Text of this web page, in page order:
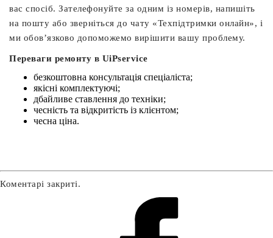
вас спосіб. Зателефонуйте за одним із номерів, напишіть
на пошту або зверніться до чату «Техпідтримки онлайн», і
ми обов’язково допоможемо вирішити вашу проблему.
Переваги ремонту в UiPservice
безкоштовна консультація спеціаліста;
якісні комплектуючі;
дбайливе ставлення до техніки;
чесність та відкритість із клієнтом;
чесна ціна.
Коментарі закриті.